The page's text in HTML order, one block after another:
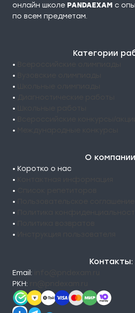
онлайн школе PANDAEXAM c
по всем предметам.
Категории
•
•
•
•
•
•
•
О
• Коротко о нас
•
•
•
•
•
•
Контакты:
Email:
РКН: